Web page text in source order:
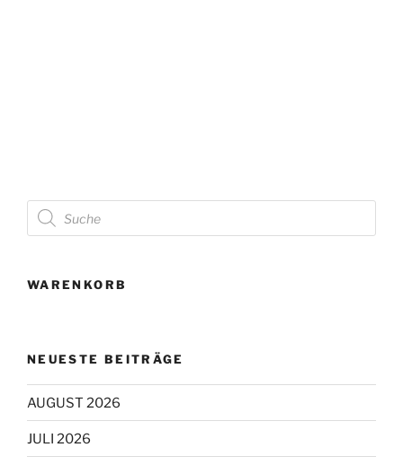
Products
search
WARENKORB
NEUESTE BEITRÄGE
AUGUST 2026
JULI 2026